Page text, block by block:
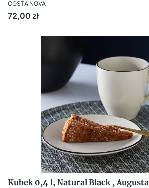
COSTA NOVA
Cena
72,00 zł
Kubek 0,4 l, Natural Black , Augusta